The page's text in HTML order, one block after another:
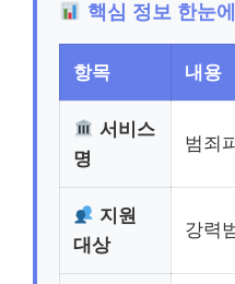
핵심 정보 한눈에
항목 내용
서비스
명
범죄
지원
대상
강력